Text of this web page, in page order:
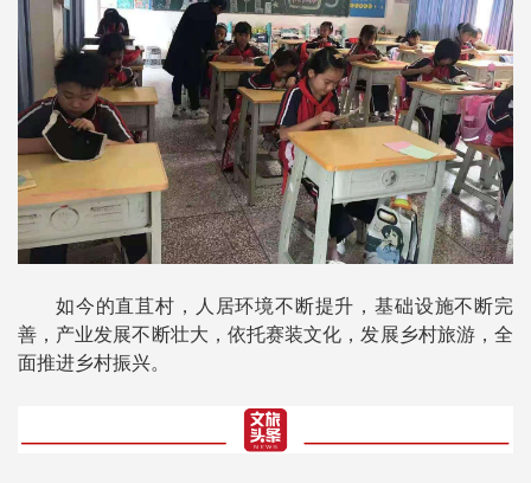
如今的直苴村，人居环境不断提升，基础设施不断完
善，产业发展不断壮大，依托赛装文化，发展乡村旅游，全
面推进乡村振兴。